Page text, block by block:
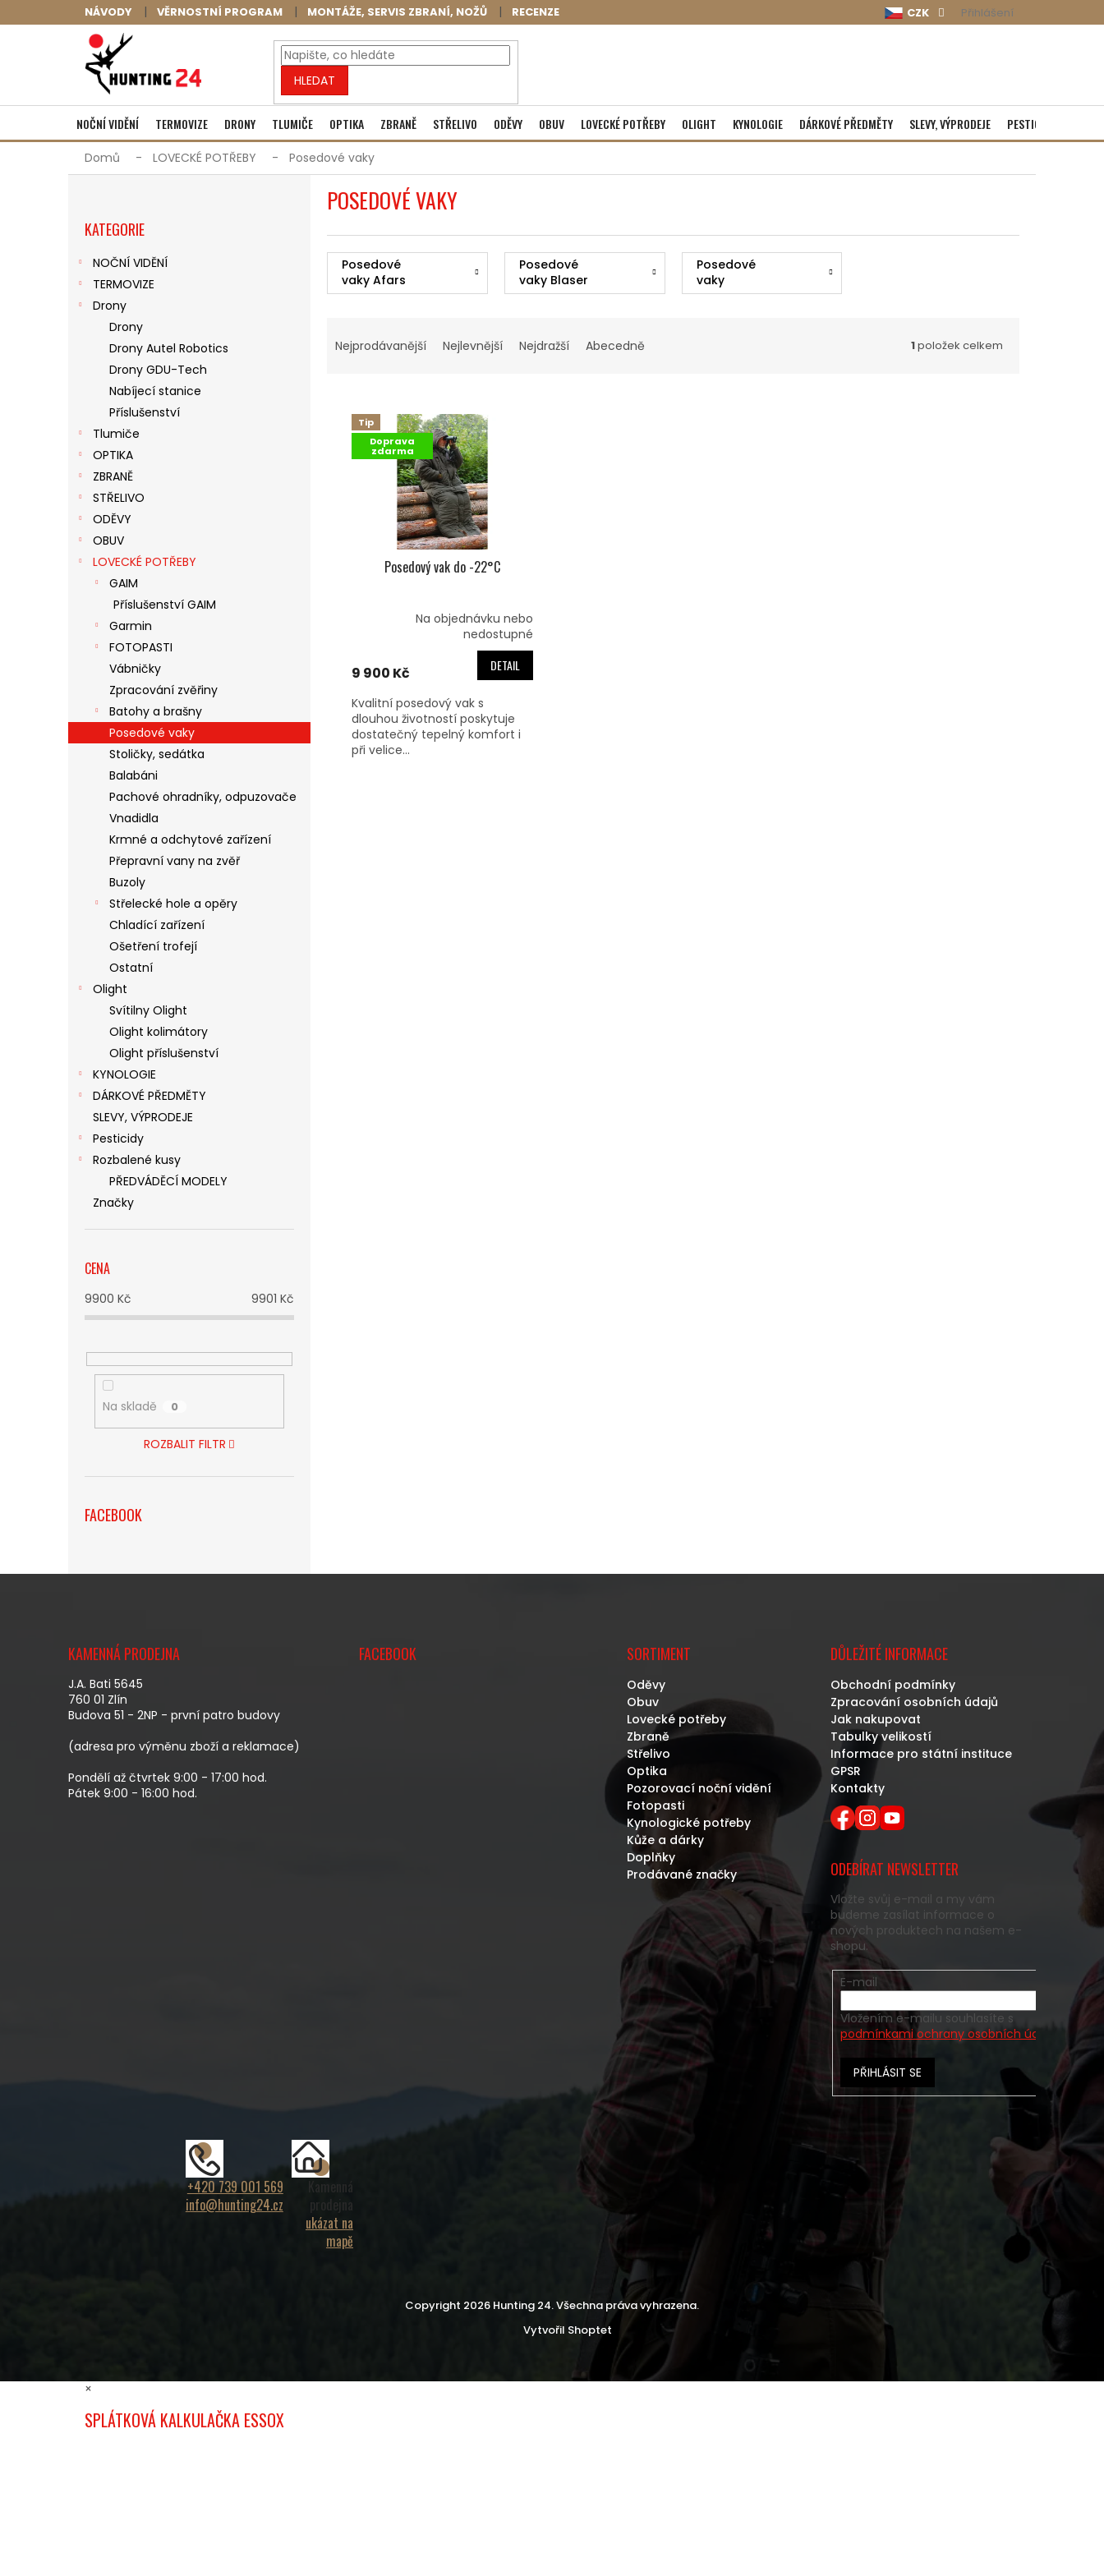
na
NÁVODY VĚRNOSTNÍ PROGRAM MONTÁŽE, SERVIS ZBRANÍ, NOŽŮ RECENZE CZK Přihlášení
HLEDAT
NÁKUPNÍ
KOŠÍK
Prázdný košík
NOČNÍ VIDĚNÍ TERMOVIZE DRONY TLUMIČE OPTIKA ZBRANĚ STŘELIVO ODĚVY OBUV LOVECKÉ POTŘEBY OLIGHT KYNOLOGIE DÁRKOVÉ PŘEDMĚTY SLEVY, VÝPRODEJE PESTICIDY
Domů LOVECKÉ POTŘEBY Posedové vaky
P
kategorie
KATEGORIE
NOČNÍ VIDĚNÍ
TERMOVIZE
Drony
Drony
Drony Autel Robotics
Drony GDU-Tech
Nabíjecí stanice
Příslušenství
Tlumiče
OPTIKA
ZBRANĚ
STŘELIVO
ODĚVY
OBUV
LOVECKÉ POTŘEBY
GAIM
Příslušenství GAIM
Garmin
FOTOPASTI
Vábničky
Zpracování zvěřiny
Batohy a brašny
Posedové vaky
Stoličky, sedátka
Balabáni
Pachové ohradníky, odpuzovače
Vnadidla
Krmné a odchytové zařízení
Přepravní vany na zvěř
Buzoly
Střelecké hole a opěry
Chladící zařízení
Ošetření trofejí
Ostatní
Olight
Svítilny Olight
Olight kolimátory
Olight příslušenství
KYNOLOGIE
DÁRKOVÉ PŘEDMĚTY
SLEVY, VÝPRODEJE
Pesticidy
Rozbalené kusy
PŘEDVÁDĚCÍ MODELY
Značky
CENA
9900 Kč 9901 Kč
Na skladě 0
ROZBALIT FILTR
FACEBOOK
POSEDOVÉ VAKY
Posedové
vaky Afars
Posedové
vaky Blaser
Posedové
vaky
Fjällräven
Nejprodávanější Nejlevnější Nejdražší Abecedně 1položek celkem
Tip
Doprava
zdarma
Posedový vak do -22°C
Na objednávku nebo
nedostupné
9 900 Kč DETAIL
Kvalitní posedový vak s
dlouhou životností poskytuje
dostatečný tepelný komfort i
při velice...
KAMENNÁ PRODEJNA
J.A. Bati 5645
760 01 Zlín
Budova 51 - 2NP - první patro budovy
(adresa pro výměnu zboží a reklamace)
Pondělí až čtvrtek 9:00 - 17:00 hod.
Pátek 9:00 - 16:00 hod.
FACEBOOK SORTIMENT
Oděvy
Obuv
Lovecké potřeby
Zbraně
Střelivo
Optika
Pozorovací noční vidění
Fotopasti
Kynologické potřeby
Kůže a dárky
Doplňky
Prodávané značky
DŮLEŽITÉ INFORMACE
Obchodní podmínky
Zpracování osobních údajů
Jak nakupovat
Tabulky velikostí
Informace pro státní instituce
GPSR
Kontakty
ODEBÍRAT NEWSLETTER
Vložte svůj e-mail a my vám
budeme zasílat informace o
nových produktech na našem e-
shopu.
E-mail
Vložením e-mailu souhlasíte s
podmínkami ochrany osobních údajů
PŘIHLÁSIT SE
+420 739 001 569
info@hunting24.cz
Kamenná
prodejna
ukázat na
mapě
Vytvořil Shoptet
Copyright 2026 Hunting 24. Všechna práva vyhrazena.
×
SPLÁTKOVÁ KALKULAČKA ESSOX